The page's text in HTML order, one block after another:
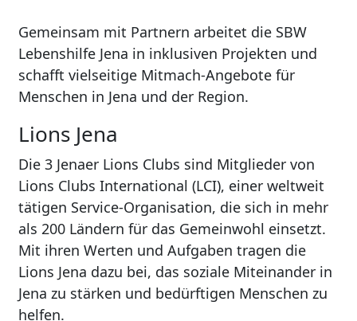
Gemeinsam mit Partnern arbeitet die SBW
Lebenshilfe Jena in inklusiven Projekten und
schafft vielseitige Mitmach-Angebote für
Menschen in Jena und der Region.
Lions Jena
Die 3 Jenaer Lions Clubs sind Mitglieder von
Lions Clubs International (LCI), einer weltweit
tätigen Service-Organisation, die sich in mehr
als 200 Ländern für das Gemeinwohl einsetzt.
Mit ihren Werten und Aufgaben tragen die
Lions Jena dazu bei, das soziale Miteinander in
Jena zu stärken und bedürftigen Menschen zu
helfen.